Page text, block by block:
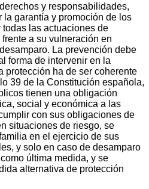
y responsabilidades,
la garantía y promoción de los
las actuaciones de
a su vulneración en
La prevención debe
forma de intervenir en la
protección ha de ser coherente
39 de la Constitución española,
tienen una obligación
social y económica a las
con sus obligaciones de
situaciones de riesgo, se
en el ejercicio de sus
y solo en caso de desamparo
última medida, y se
alternativa de protección